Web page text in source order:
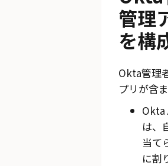
管理
を構
Okta管理
プリが含
Okta
は、
当て
に割